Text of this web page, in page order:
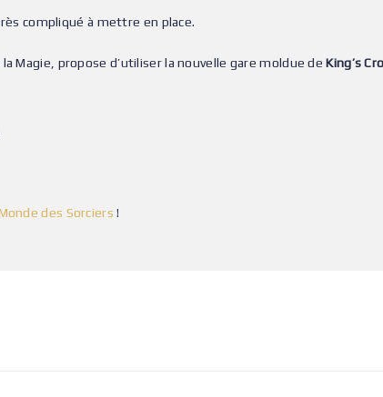
compliqué à mettre en place.
la Magie, propose d’utiliser la nouvelle gare moldue deKing’s
des Sorciers !